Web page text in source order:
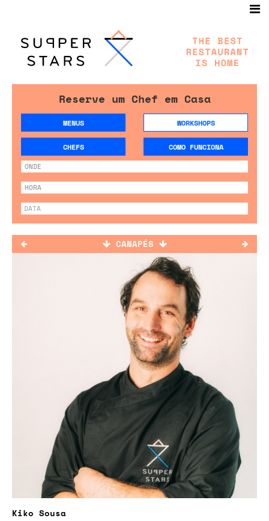
Reserve um Chef em Casa
MENUS WORKSHOPS
CHEFS COMO FUNCIONA
CANAPÉS
Kiko Sousa